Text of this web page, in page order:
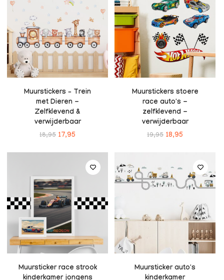
Muurstickers – Trein
met Dieren -
Zelfklevend &
verwijderbaar
18,95 17,95
Muurstickers stoere
race auto's -
zelfklevend -
verwijderbaar
19,95 18,95
Muursticker race strook
Muursticker auto's